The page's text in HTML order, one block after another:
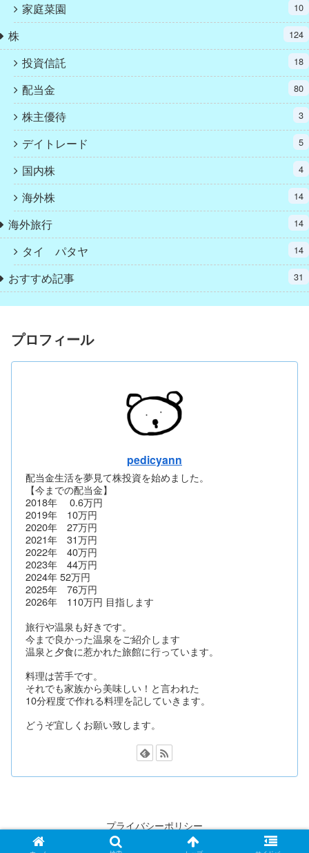
家庭菜園 10
株 124
投資信託 18
配当金 80
株主優待 3
デイトレード 5
国内株 4
海外株 14
海外旅行 14
タイ パタヤ 14
おすすめ記事 31
プロフィール
pedicyann
配当金生活を夢見て株投資を始めました。
【今までの配当金】
2018年 0.6万円
2019年 10万円
2020年 27万円
2021年 31万円
2022年 40万円
2023年 44万円
2024年 52万円
2025年 76万円
2026年 110万円 目指します
旅行や温泉も好きです。
今まで良かった温泉をご紹介します
温泉と夕食に惹かれた旅館に行っています。
料理は苦手です。
それでも家族から美味しい！と言われた
10分程度で作れる料理を記していきます。
どうぞ宜しくお願い致します。
プライバシーポリシー
© 2020 pochの日記.